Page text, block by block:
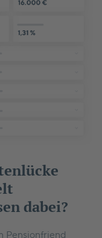
dabei?
Pensionfriend